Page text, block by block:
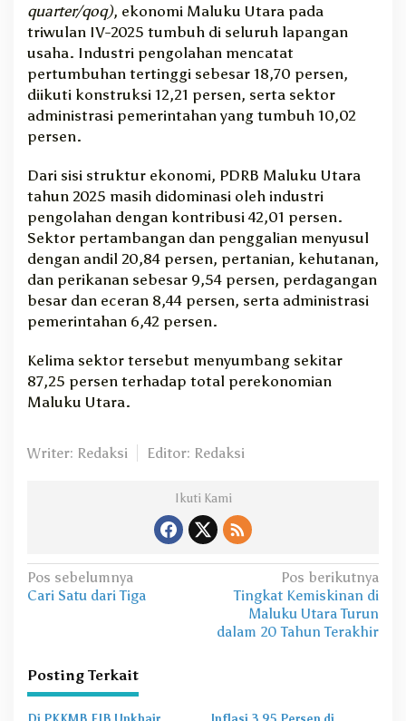
quarter/qoq), ekonomi Maluku Utara pada
triwulan IV-2025 tumbuh di seluruh lapangan
usaha. Industri pengolahan mencatat
pertumbuhan tertinggi sebesar 18,70 persen,
diikuti konstruksi 12,21 persen, serta sektor
administrasi pemerintahan yang tumbuh 10,02
persen.
Dari sisi struktur ekonomi, PDRB Maluku Utara
tahun 2025 masih didominasi oleh industri
pengolahan dengan kontribusi 42,01 persen.
Sektor pertambangan dan penggalian menyusul
dengan andil 20,84 persen, pertanian, kehutanan,
dan perikanan sebesar 9,54 persen, perdagangan
besar dan eceran 8,44 persen, serta administrasi
pemerintahan 6,42 persen.
Kelima sektor tersebut menyumbang sekitar
87,25 persen terhadap total perekonomian
Maluku Utara.
Writer: Redaksi Editor: Redaksi
Ikuti Kami
N
a
g
a
Pos sebelumnya
Cari Satu dari Tiga
Pos berikutnya
Tingkat Kemiskinan di
Maluku Utara Turun
dalam 20 Tahun Terakhir
Posting Terkait